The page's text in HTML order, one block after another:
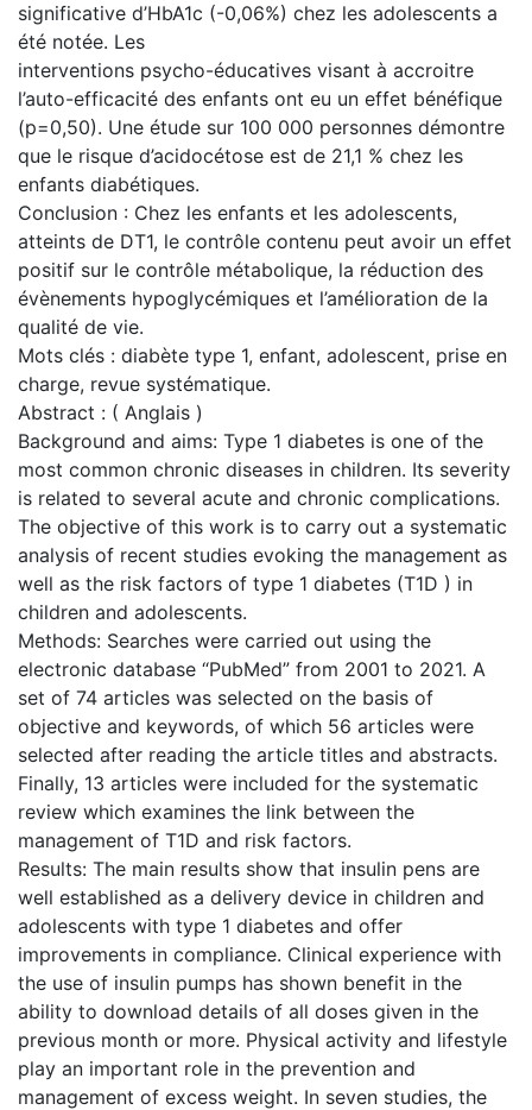
significative d’HbA1c (-0,06%) chez les adolescents a
été notée. Les
interventions psycho-éducatives visant à accroitre
l’auto-efficacité des enfants ont eu un effet bénéfique
(p=0,50). Une étude sur 100 000 personnes démontre
que le risque d’acidocétose est de 21,1 % chez les
enfants diabétiques.
Conclusion : Chez les enfants et les adolescents,
atteints de DT1, le contrôle contenu peut avoir un effet
positif sur le contrôle métabolique, la réduction des
évènements hypoglycémiques et l’amélioration de la
qualité de vie.
Mots clés : diabète type 1, enfant, adolescent, prise en
charge, revue systématique.
Abstract : ( Anglais )
Background and aims: Type 1 diabetes is one of the
most common chronic diseases in children. Its severity
is related to several acute and chronic complications.
The objective of this work is to carry out a systematic
analysis of recent studies evoking the management as
well as the risk factors of type 1 diabetes (T1D ) in
children and adolescents.
Methods: Searches were carried out using the
electronic database “PubMed” from 2001 to 2021. A
set of 74 articles was selected on the basis of
objective and keywords, of which 56 articles were
selected after reading the article titles and abstracts.
Finally, 13 articles were included for the systematic
review which examines the link between the
management of T1D and risk factors.
Results: The main results show that insulin pens are
well established as a delivery device in children and
adolescents with type 1 diabetes and offer
improvements in compliance. Clinical experience with
the use of insulin pumps has shown benefit in the
ability to download details of all doses given in the
previous month or more. Physical activity and lifestyle
play an important role in the prevention and
management of excess weight. In seven studies, the